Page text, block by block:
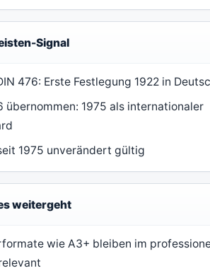
Signal
476: Erste Festlegung 1922 in
übernommen: 1975 als internationaler
1975 unverändert gültig
weitergeht
wie A3+ bleiben im